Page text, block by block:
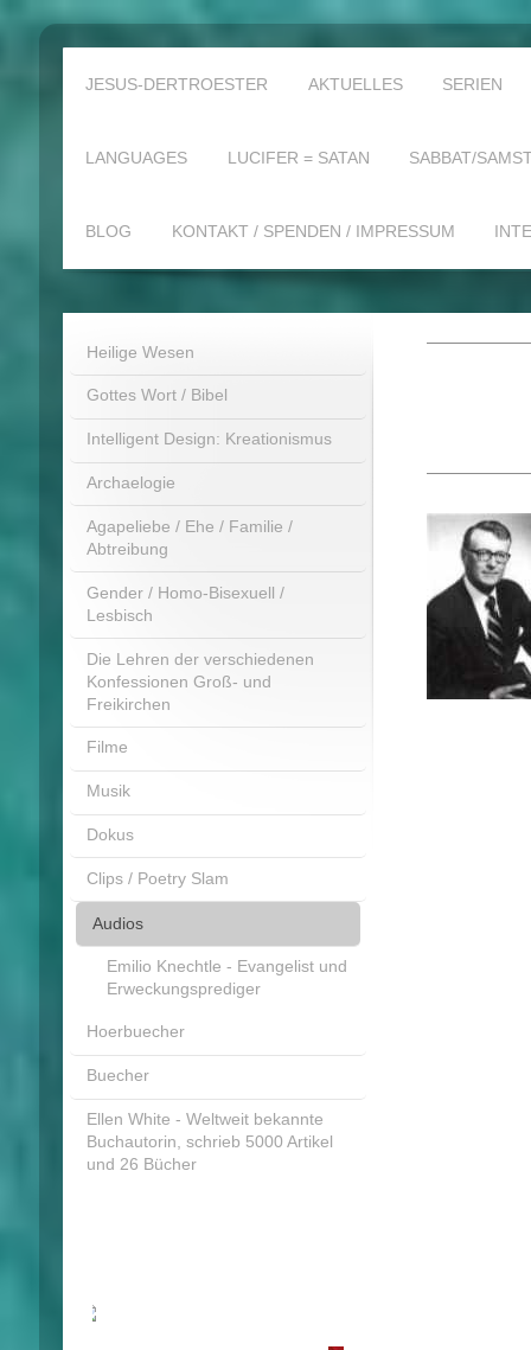
JESUS-DERTROESTER AKTUELLES SERIEN
LANGUAGES LUCIFER = SATAN SABBAT/
BLOG KONTAKT / SPENDEN / IMPRESSUM
Heilige Wesen
Gottes Wort / Bibel
Intelligent Design: Kreationismus
Archaelogie
Agapeliebe / Ehe / Familie /
Abtreibung
Gender / Homo-Bisexuell /
Lesbisch
Die Lehren der verschiedenen
Konfessionen Groß- und
Freikirchen
Filme
Musik
Dokus
Clips / Poetry Slam
Audios
Emilio Knechtle - Evangelist und
Erweckungsprediger
Hoerbuecher
Buecher
Ellen White - Weltweit bekannte
Buchautorin, schrieb 5000 Artikel
und 26 Bücher